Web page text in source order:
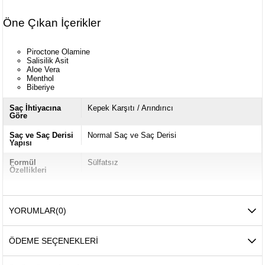
Öne Çıkan İçerikler
Piroctone Olamine
Salisilik Asit
Aloe Vera
Menthol
Biberiye
Saç İhtiyacına
Göre
Kepek Karşıtı / Arındırıcı
Saç ve Saç Derisi
Yapısı
Normal Saç ve Saç Derisi
Formül
Özellikleri
Sülfatsız
YORUMLAR(0)
ÖDEME SEÇENEKLERI